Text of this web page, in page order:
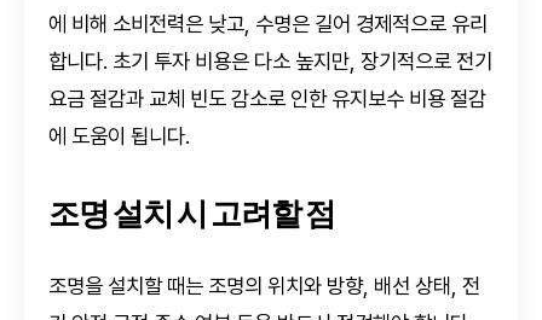
에 비해 소비전력은 낮고, 수명은 길어 경제적으로 유리
합니다. 초기 투자 비용은 다소 높지만, 장기적으로 전기
요금 절감과 교체 빈도 감소로 인한 유지보수 비용 절감
에 도움이 됩니다.
조명 설치 시 고려할 점
조명을 설치할 때는 조명의 위치와 방향, 배선 상태, 전